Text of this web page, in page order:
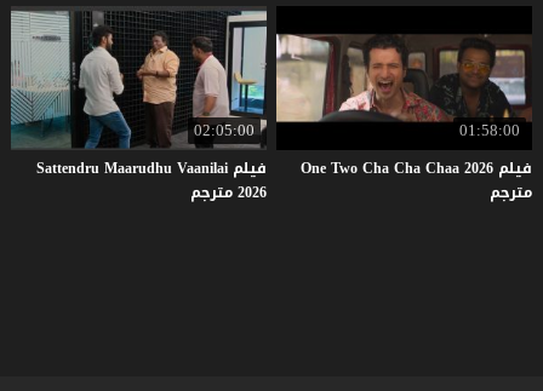
01:58:00
فيلم One Two Cha Cha Chaa 2026
مترجم
02:05:00
فيلم Sattendru Maarudhu Vaanilai
2026 مترجم